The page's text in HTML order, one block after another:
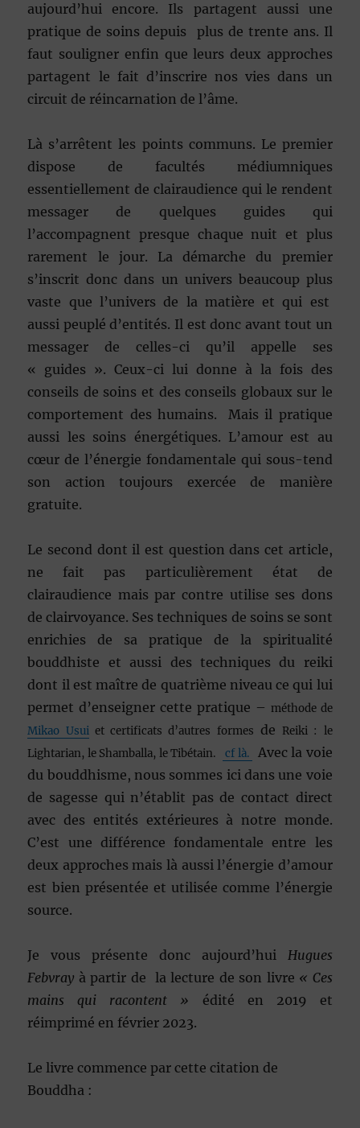
aujourd’hui encore. Ils partagent aussi une
pratique de soins depuis plus de trente ans. Il
faut souligner enfin que leurs deux approches
partagent le fait d’inscrire nos vies dans un
circuit de réincarnation de l’âme.
Là s’arrêtent les points communs. Le premier
dispose de facultés médiumniques
essentiellement de clairaudience qui le rendent
messager de quelques guides qui
l’accompagnent presque chaque nuit et plus
rarement le jour. La démarche du premier
s’inscrit donc dans un univers beaucoup plus
vaste que l’univers de la matière et qui est
aussi peuplé d’entités. Il est donc avant tout un
messager de celles-ci qu’il appelle ses
« guides ». Ceux-ci lui donne à la fois des
conseils de soins et des conseils globaux sur le
comportement des humains. Mais il pratique
aussi les soins énergétiques. L’amour est au
cœur de l’énergie fondamentale qui sous-tend
son action toujours exercée de manière
gratuite.
Le second dont il est question dans cet article,
ne fait pas particulièrement état de
clairaudience mais par contre utilise ses dons
de clairvoyance. Ses techniques de soins se sont
enrichies de sa pratique de la spiritualité
bouddhiste et aussi des techniques du reiki
dont il est maître de quatrième niveau ce qui lui
permet d’enseigner cette pratique – méthode de
Mikao Usuiet certificats d’autres formes de Reiki : le
Lightarian, le Shamballa, le Tibétain.
cf là.
Avec la voie
du bouddhisme, nous sommes ici dans une voie
de sagesse qui n’établit pas de contact direct
avec des entités extérieures à notre monde.
C’est une différence fondamentale entre les
deux approches mais là aussi l’énergie d’amour
est bien présentée et utilisée comme l’énergie
source.
Je vous présente donc aujourd’hui Hugues
Febvray à partir de la lecture de son livre « Ces
mains qui racontent » édité en 2019 et
réimprimé en février 2023.
Le livre commence par cette citation de
Bouddha :